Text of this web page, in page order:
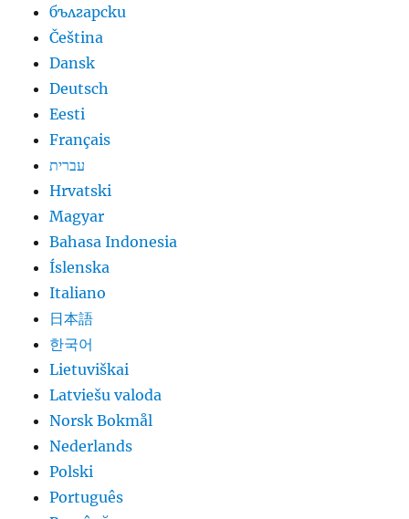
български
Čeština
Dansk
Deutsch
Eesti
Français
עברית
Hrvatski
Magyar
Bahasa Indonesia
Íslenska
Italiano
日本語
한국어
Lietuviškai
Latviešu valoda
Norsk Bokmål
Nederlands
Polski
Português